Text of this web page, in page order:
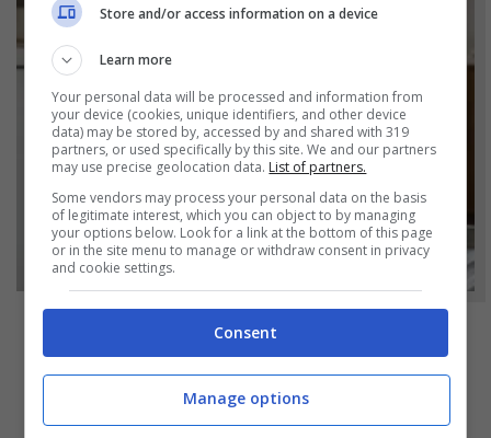
Bicchieri opachi dopo la lavastoviglie? Il
segreto naturale per farli tornare come
Store and/or access information on a device
Learn more
Your personal data will be processed and information from
your device (cookies, unique identifiers, and other device
data) may be stored by, accessed by and shared with 319
partners, or used specifically by this site. We and our partners
may use precise geolocation data. List of partners.
Some vendors may process your personal data on the basis
of legitimate interest, which you can object to by managing
your options below. Look for a link at the bottom of this page
or in the site menu to manage or withdraw consent in privacy
and cookie settings.
Consent
Manage options